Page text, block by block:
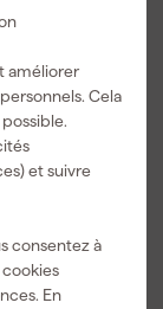
améliorer
Cela
et suivre
consentez à
cookies
En
172